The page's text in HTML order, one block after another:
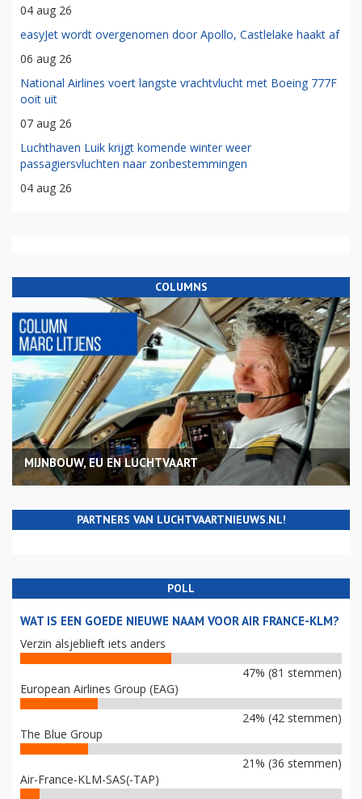
04 aug 26
easyJet wordt overgenomen door Apollo, Castlelake haakt af
06 aug 26
National Airlines voert langste vrachtvlucht met Boeing 777F
ooit uit
07 aug 26
Luchthaven Luik krijgt komende winter weer
passagiersvluchten naar zonbestemmingen
04 aug 26
COLUMNS
MIJNBOUW, EU EN LUCHTVAART
PARTNERS VAN LUCHTVAARTNIEUWS.NL!
POLL
WAT IS EEN GOEDE NIEUWE NAAM VOOR AIR FRANCE-KLM?
Verzin alsjeblieft iets anders
47% (81 stemmen)
European Airlines Group (EAG)
24% (42 stemmen)
The Blue Group
21% (36 stemmen)
Air-France-KLM-SAS(-TAP)